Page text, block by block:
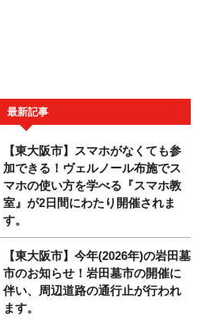
最新記事
【東大阪市】スマホがなくても参
加できる！ヴェルノール布施でス
マホの使い方を学べる『スマホ教
室』が2日間にわたり開催されま
す。
【東大阪市】今年(2026年)の岩田墓
市のお知らせ！岩田墓市の開催に
伴い、周辺道路の通行止が行われ
ます。